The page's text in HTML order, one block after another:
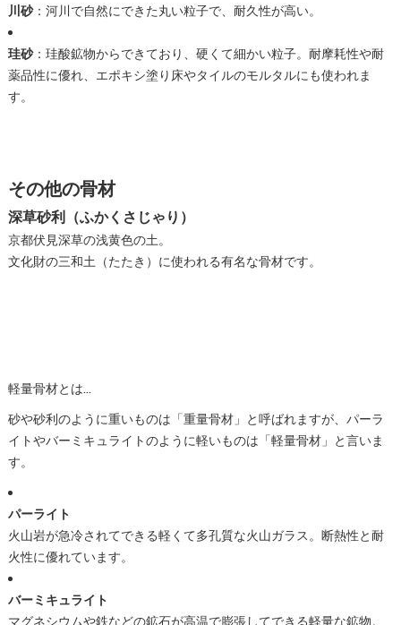
川砂：河川で自然にできた丸い粒子で、耐久性が高い。
珪砂：珪酸鉱物からできており、硬くて細かい粒子。耐摩耗性や耐
薬品性に優れ、エポキシ塗り床やタイルのモルタルにも使われま
す。
その他の骨材
深草砂利（ふかくさじゃり）
京都伏見深草の浅黄色の土。
文化財の三和土（たたき）に使われる有名な骨材です。
軽量骨材とは...
砂や砂利のように重いものは「重量骨材」と呼ばれますが、パーラ
イトやバーミキュライトのように軽いものは「軽量骨材」と言いま
す。
パーライト
火山岩が急冷されてできる軽くて多孔質な火山ガラス。断熱性と耐
火性に優れています。
バーミキュライト
マグネシウムや鉄などの鉱石が高温で膨張してできる軽量な鉱物。